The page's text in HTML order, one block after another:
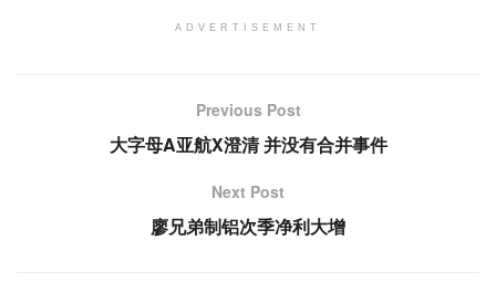
ADVERTISEMENT
Previous Post
大字母A亚航X澄清 并没有合并事件
Next Post
廖兄弟制铝次季净利大增